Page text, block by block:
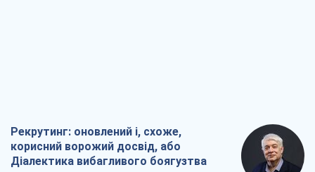
Рекрутинг: оновлений і, схоже,
корисний ворожий досвід, або
Діалектика вибагливого боягузтва